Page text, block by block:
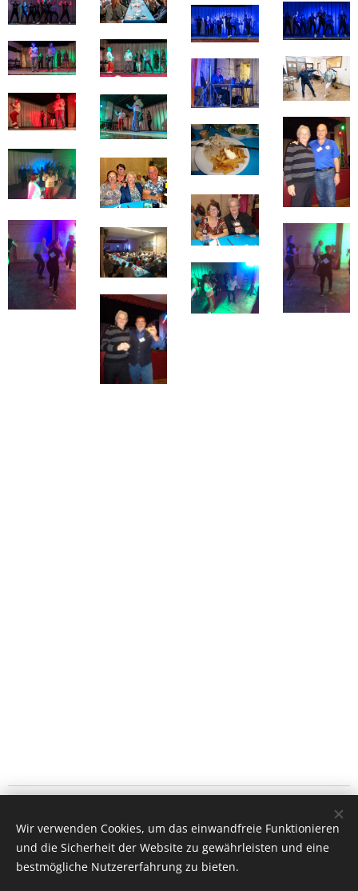
© Droits réservés 2017
Dernière mise à jour le 13/11/2023
Wir verwenden Cookies, um das einwandfreie Funktionieren
und die Sicherheit der Website zu gewährleisten und eine
bestmögliche Nutzererfahrung zu bieten.